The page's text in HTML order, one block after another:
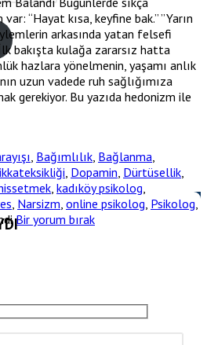
“Hayat kısa, keyfine bak.” ”Yarın
arkasında yatan felsefi
bakışta kulağa zararsız hatta
hazlara yönelmenin, yaşamı anlık
uzun vadede ruh sağlığımıza
gerekiyor. Bu yazıda hedonizm ile
, Bağımlılık, Bağlanma,
, Dopamin, Dürtüsellik,
, kadıköy psikolog,
, Narsizm, online psikolog, Psikolog,
Bir yorum bırak